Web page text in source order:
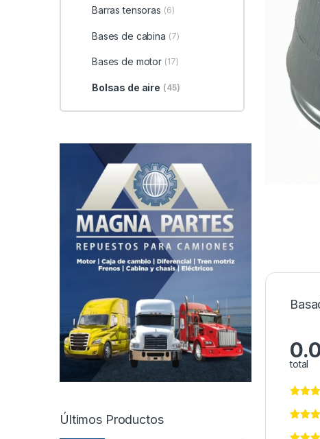
total
Barras tensoras (6)
Bases de cabina (7)
Bases de motor (17)
Bolsas de aire (45)
Últimos Productos